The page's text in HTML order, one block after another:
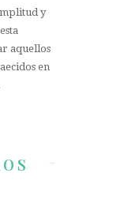
y
aquellos
en